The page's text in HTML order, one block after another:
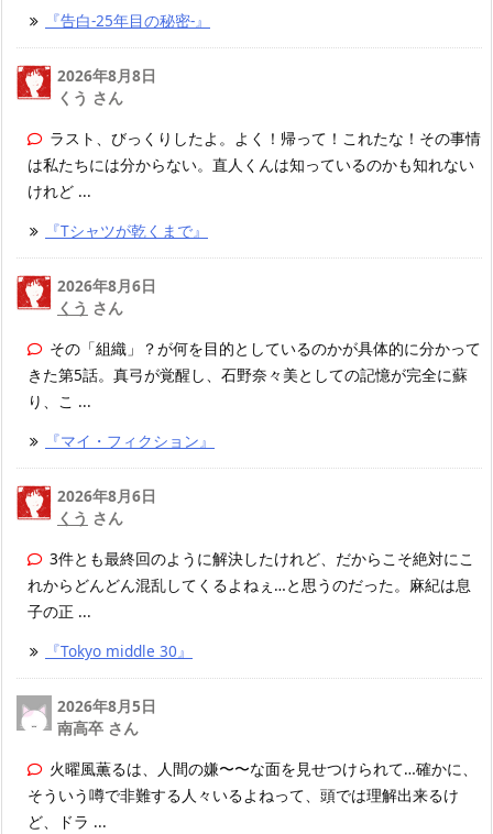
『告白-25年目の秘密-』
2026年8月8日
くう さん
ラスト、びっくりしたよ。よく！帰って！これたな！その事情
は私たちには分からない。直人くんは知っているのかも知れない
けれど ...
『Tシャツが乾くまで』
2026年8月6日
くう さん
その「組織」？が何を目的としているのかが具体的に分かって
きた第5話。真弓が覚醒し、石野奈々美としての記憶が完全に蘇
り、こ ...
『マイ・フィクション』
2026年8月6日
くう さん
3件とも最終回のように解決したけれど、だからこそ絶対にこ
れからどんどん混乱してくるよねぇ…と思うのだった。麻紀は息
子の正 ...
『Tokyo middle 30』
2026年8月5日
南高卒 さん
火曜風薫るは、人間の嫌〜〜な面を見せつけられて…確かに、
そういう噂で非難する人々いるよねって、頭では理解出来るけ
ど、ドラ ...